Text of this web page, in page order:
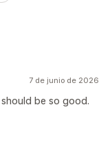
7 de junio de 2026
be so good.